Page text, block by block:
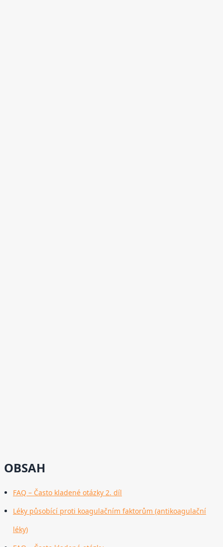
OBSAH
FAQ – Často kladené otázky 2. díl
Léky působící proti koagulačním faktorům (antikoagulační
léky)